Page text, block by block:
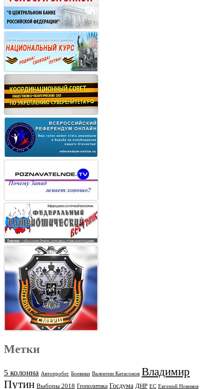
Метки
5 колонна Автопробег Боевики Валентин Катасонов Владимир
Путин Выборы 2018 Геополитика Госдума ДНР ЕС Евгений Новиков